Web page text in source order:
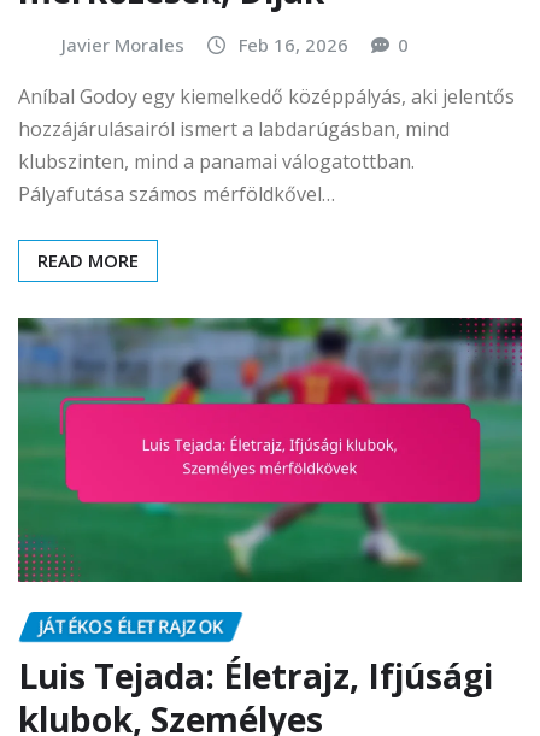
Javier Morales Feb 16, 2026 0
Aníbal Godoy egy kiemelkedő középpályás, aki jelentős
hozzájárulásairól ismert a labdarúgásban, mind
klubszinten, mind a panamai válogatottban.
Pályafutása számos mérföldkővel…
READ MORE
JÁTÉKOS ÉLETRAJZOK
Luis Tejada: Életrajz, Ifjúsági
klubok, Személyes